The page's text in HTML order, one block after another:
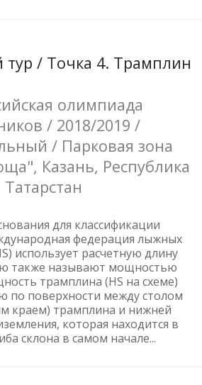
тур / Точка 4. Трамплин
олимпиада
/ 2018/2019 /
/ Парковая зона
Казань, Республика
Татарстан
для классификации
федерация лыжных
использует расчетную длину
также называют мощностью
трамплина (HS на схеме)
по поверхности между столом
краем) трамплина и нижней
которая находится в
склона в самом начале...